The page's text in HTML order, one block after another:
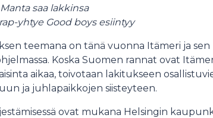
saa lakkinsa
rap-yhtye Good boys esiintyy
teemana on tänä vuonna Itämeri ja sen
Koska Suomen rannat ovat
aikaa, toivotaan lakitukseen
ja juhlapaikkojen siisteyteen.
ovat mukana Helsingin